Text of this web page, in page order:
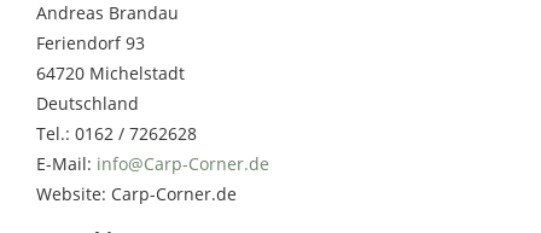
Andreas Brandau
Feriendorf 93
64720 Michelstadt
Deutschland
Tel.: 0162 / 7262628
E-Mail: info@Carp-Corner.de
Website: Carp-Corner.de